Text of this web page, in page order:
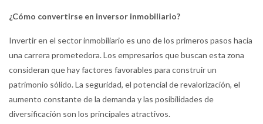
¿Cómo convertirse en inversor inmobiliario?
Invertir en el sector inmobiliario es uno de los primeros pasos hacia
una carrera prometedora. Los empresarios que buscan esta zona
consideran que hay factores favorables para construir un
patrimonio sólido. La seguridad, el potencial de revalorización, el
aumento constante de la demanda y las posibilidades de
diversificación son los principales atractivos.